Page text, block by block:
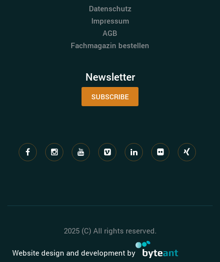
Datenschutz
Impressum
AGB
Fachmagazin bestellen
Newsletter
SUBSCRIBE
2025 (C) All rights reserved.
Website design and development by